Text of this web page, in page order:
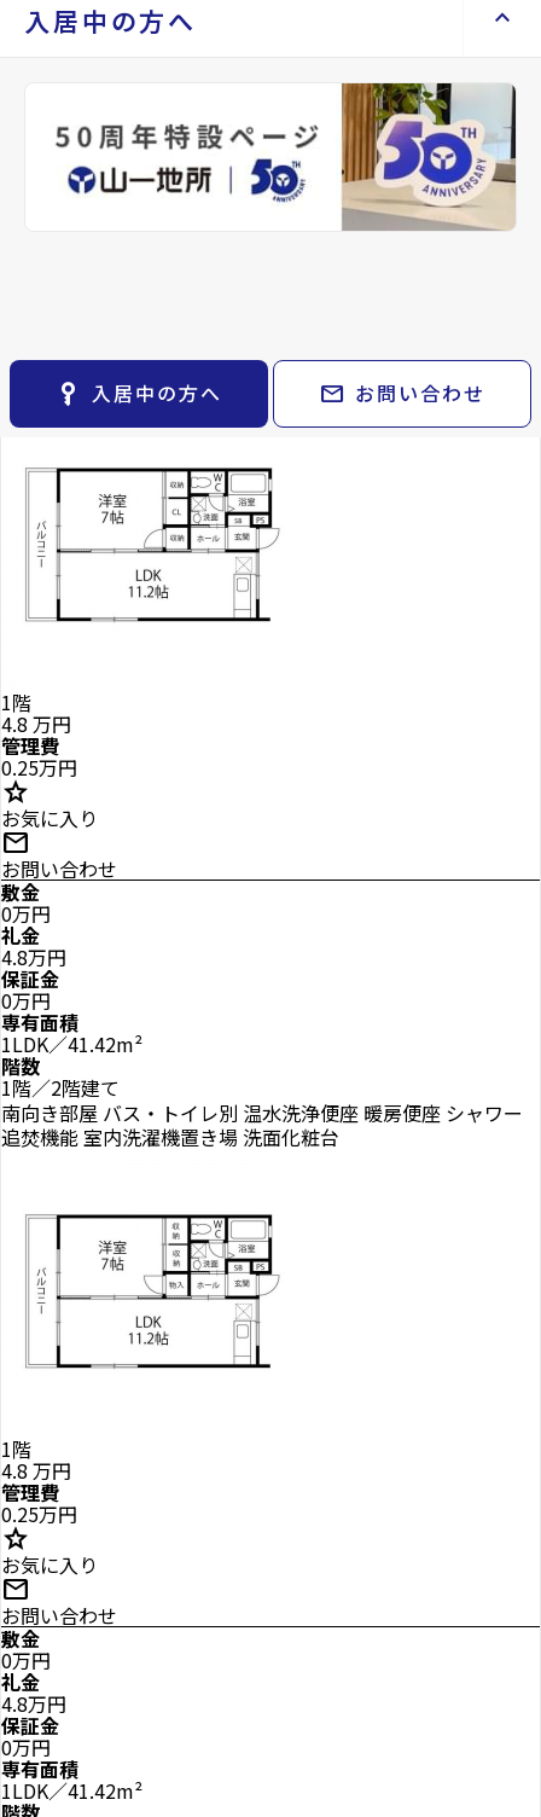
土地を探す
エリアから探す
train
路線から探す
事業用・投資用を探す keyboard_arrow_right
検索条件
閲覧履歴 keyboard_arrow_right
マイホームを考え始めたら
ご購入の流れ・諸費用
不動産を売却したい keyboard_arrow_right
相続相談をしたい keyboard_arrow_right
不動産に投資したい keyboard_arrow_right
会社概要・沿革 keyboard_arrow_right
keyboard_arrow_right
パーパス keyboard_arrow_right
CM紹介
社宅をお探しの方へ keyboard_arrow_right
keyboard_arrow_right
レンタルオフィス keyboard_arrow_right
貸会議室 keyboard_arrow_right
open_in_new
入居中の方へ keyboard_arrow_up
keyboard_arrow_right
退去される方へ keyboard_arrow_right
※準備中 住まいのしおり（PDF）
key_vertical 入居中の方へ mail お問い合わせ
構造 木造
管理 -
設備・条件 駐車場あり、プロパンガス
備考
1階
4.8 万円
管理費
0.25万円
star
お気に入り
mail
お問い合わせ
敷金
0万円
礼金
4.8万円
保証金
0万円
専有面積
1LDK／41.42m²
階数
1階／2階建て
南向き部屋 バス・トイレ別 温水洗浄便座 暖房便座 シャワー
追焚機能室内洗濯機置き場 洗面化粧台
1階
4.8 万円
管理費
0.25万円
star
お気に入り
mail
お問い合わせ
敷金
0万円
礼金
4.8万円
保証金
0万円
専有面積
1LDK／41.42m²